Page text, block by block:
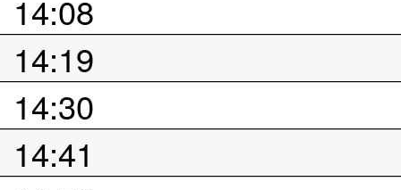
14:08
14:19
14:30
14:41